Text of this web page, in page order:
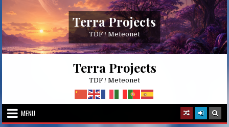
content
Terra Projects
TDF / Meteonet
Terra Projects
TDF / Meteonet
MENU